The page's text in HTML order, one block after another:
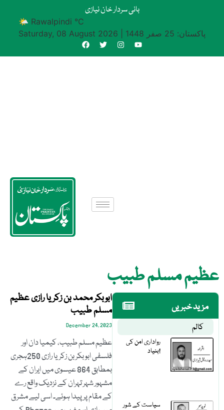
بانی سردار خان نیازی
🌤 Rawalpindi °C
Saturday, 08 August 2026
پاکستان: 25 صفر 1448
عظیم مسلم طبیب
مزید خبریں
کالم
رواداری امن کی
بنیاد!
سیاست کے شور
ابوبکر محمد بن زکریا رازی عظیم
مسلم طبیب
December 24, 2023
عظیم مسلم طبیب، کیمیا دان اور
فلسفی ابوبکر بن زکریا رازی 250ہجری
بمطابق 864 عیسوی میں ایران کے
مشہور شہر تہران کے نزدیک واقع رے
کے مقام پر پیدا ہوئے۔ اسی لیے مشرق